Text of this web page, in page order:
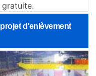
gratuite.
d’enlèvement